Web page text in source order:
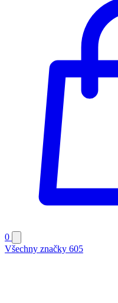
0
Všechny značky 605